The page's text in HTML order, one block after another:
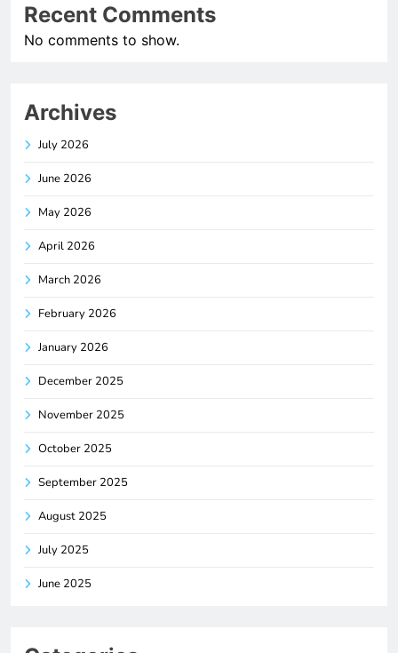
Recent Comments
No comments to show.
Archives
July 2026
June 2026
May 2026
April 2026
March 2026
February 2026
January 2026
December 2025
November 2025
October 2025
September 2025
August 2025
July 2025
June 2025